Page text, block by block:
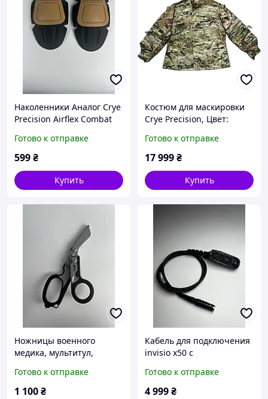
Наколенники Аналог Crye
Precision Airflex Combat
Готово к отправке
599₴
Купить
Костюм для маскировки
Crye Precision, Цвет:
Готово к отправке
17 999₴
Купить
Ножницы военного
медика, мультитул,
Готово к отправке
1 100₴
Кабель для подключения
invisio x50 с
серии DP 4400 4400e 4600
4600e 4800 4800e
Готово к отправке
4 999₴